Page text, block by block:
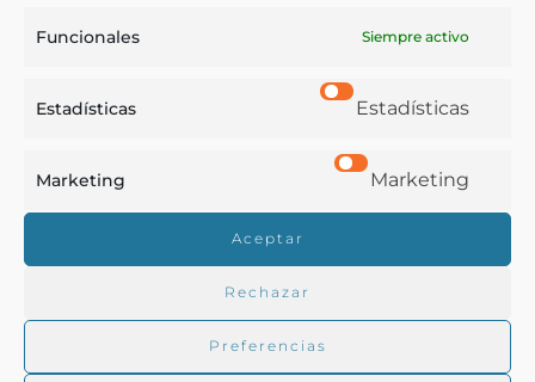
Funcionales Siempre activo
Estadísticas Estadísticas
Marketing Marketing
Aceptar
Rechazar
Preferencias
Agricultura,Alimentos
Ver más libros con las palabras clave:
Buscar en la biblioteca